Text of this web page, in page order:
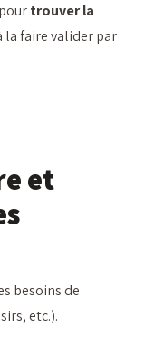
trouver la
la faire valider par
et
besoins de
etc.).